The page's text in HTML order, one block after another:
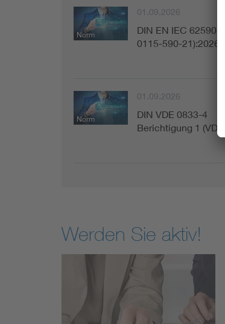
Norm
01.09.2026
DIN EN IEC 62590-
0115-590-
Norm
01.09.2026
DIN VDE 0833-4
Berichtigung 1
Werden Sie aktiv!